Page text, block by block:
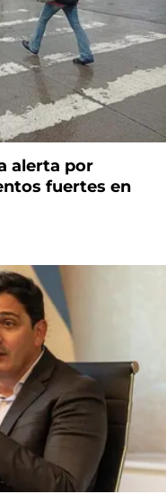
alerta por
fuertes en